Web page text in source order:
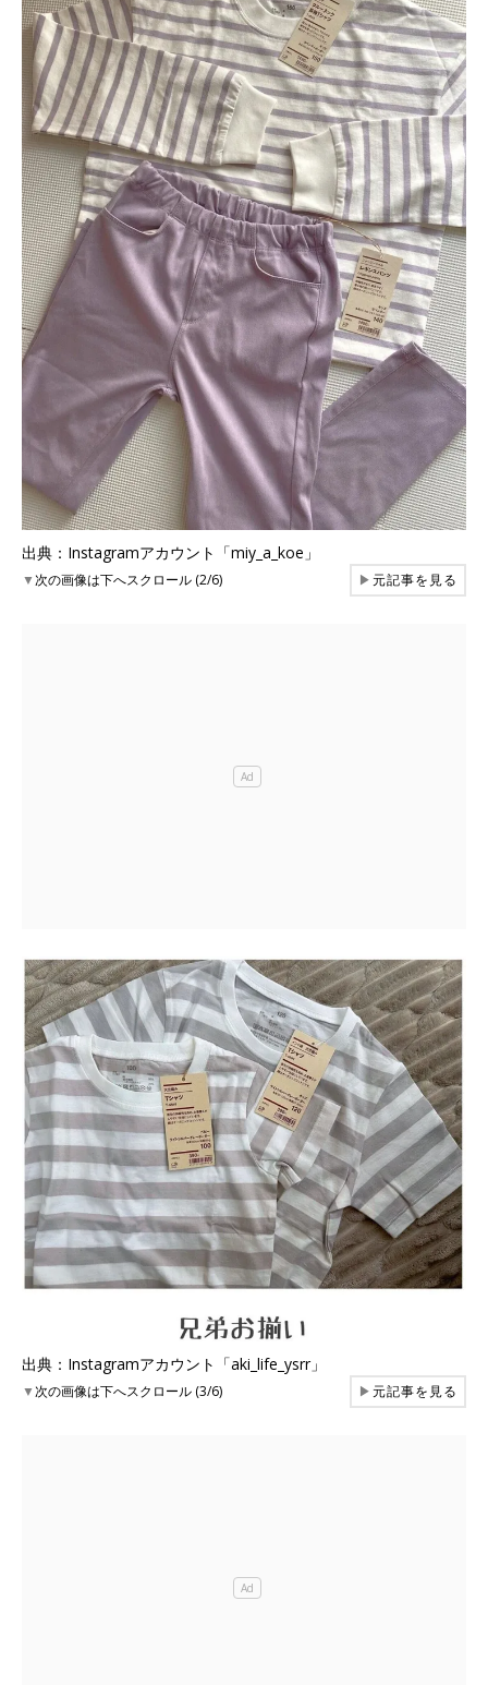
出典：Instagramアカウント「miy_a_koe」
▼次の画像は下へスクロール (2/6) ▶元記事を見る
出典：Instagramアカウント「aki_life_ysrr」
▼次の画像は下へスクロール (3/6) ▶元記事を見る